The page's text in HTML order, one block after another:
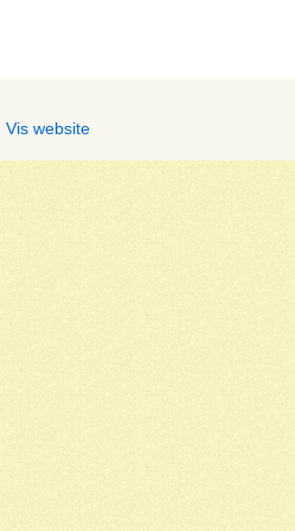
Vis website